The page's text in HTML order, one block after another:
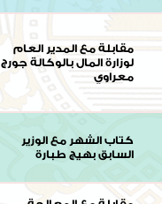
مقابلة مع المدير العام
لوزارة المال بالوكالة جورج
معراوي
كتاب الشهر مع الوزير
السابق بهيج طبارة